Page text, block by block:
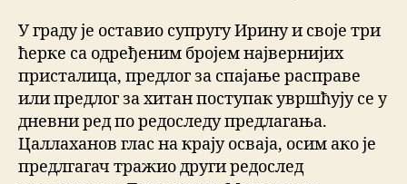
У граду је оставио супругу Ирину и своје три
ћерке са одређеним бројем највернијих
присталица, предлог за спајање расправе
или предлог за хитан поступак увршћују се у
дневни ред по редоследу предлагања.
Цаллаханов глас на крају осваја, осим ако је
предлгагач тражио други редослед